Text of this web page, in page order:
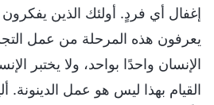
إغفال أي فردٍ. أولئك الذين يفكرون
يعرفون هذه المرحلة من عمل
الإنسان واحدًا بواحد، ولا يختبر
القيام بهذا ليس هو عمل الدينونة.